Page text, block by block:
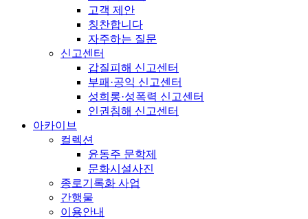
고객 제안
칭찬합니다
자주하는 질문
신고센터
갑질피해 신고센터
부패·공익 신고센터
성희롱·성폭력 신고센터
인권침해 신고센터
아카이브
컬렉션
윤동주 문학제
문화시설사진
종로기록화 사업
간행물
이용안내